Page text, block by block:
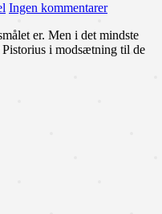
Ingen kommentarer
er. Men i det mindste
i modsætning til de